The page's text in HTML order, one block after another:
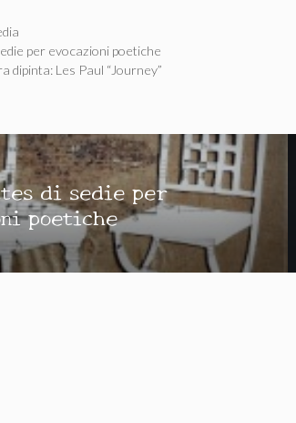
per evocazioni poetiche
dipinta: Les Paul “Journey”
di sedie per
poetiche